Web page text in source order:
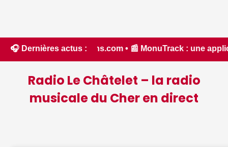
🎧 Dernières actus :
• 📰 MonuTrack : une application
Radio Le Châtelet – la radio
musicale du Cher en direct